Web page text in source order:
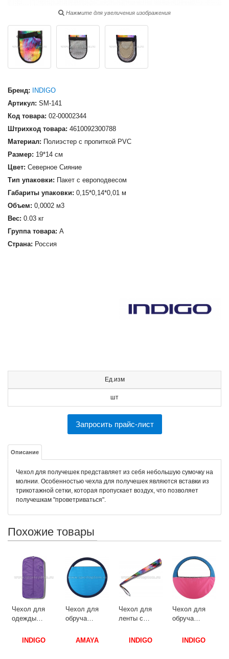
Нажмите для увеличения изображения
Бренд:
INDIGO
Артикул: SM-141
Код товара: 02-00002344
Штрихкод товара: 4610092300788
Материал: Полиэстер с пропиткой PVC
Размер: 19*14 см
Цвет: Северное Сияние
Тип упаковки: Пакет с европодвесом
Габариты упаковки: 0,15*0,14*0,01 м
Объем: 0,0002 м3
Вес: 0.03 кг
Группа товара: А
Страна: Россия
Ед.изм
шт
Запросить прайс-лист
Описание
Чехол для получешек представляет из себя небольшую сумочку на
молнии. Особенностью чехла для получешек являются вставки из
трикотажной сетки, которая пропускает воздух, что позволяет
получешкам "проветриваться".
Похожие товары
Чехол для
одежды
139 100*50 см
INDIGO
Чехол для
обруча
AMAYA
AMAYA
Чехол для
ленты с
карманом)
INDIGO
Чехол для
обруча
INDIGO SM-
INDIGO